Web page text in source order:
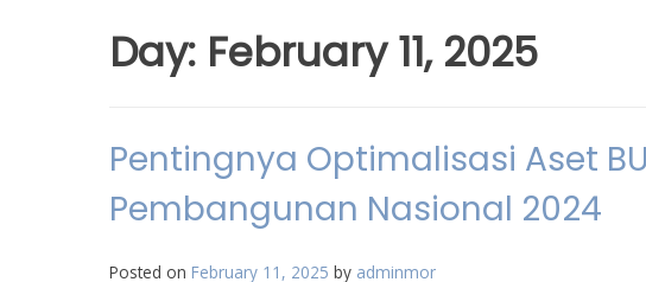
Day: February 11, 2025
Pentingnya Optimalisasi Aset
Pembangunan Nasional 2024
Posted on February 11, 2025 by adminmor